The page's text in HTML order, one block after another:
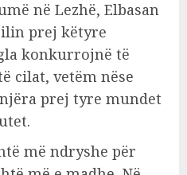
në Lezhë, Elbasan
prej këtyre
konkurrojnë të
cilat, vetëm nëse
prej tyre mundet
më ndryshe për